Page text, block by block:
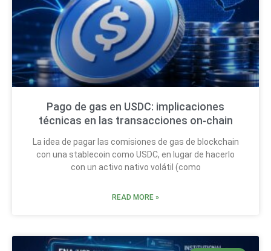
Pago de gas en USDC: implicaciones
técnicas en las transacciones on‑chain
La idea de pagar las comisiones de gas de blockchain
con una stablecoin como USDC, en lugar de hacerlo
con un activo nativo volátil (como
READ MORE »